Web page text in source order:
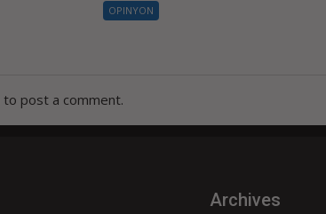
OPINYON
to post a comment.
Archives